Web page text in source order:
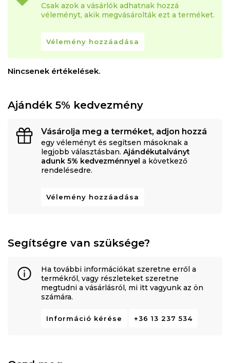
Csak azok a vásárlók adhatnak hozzá
véleményt, akik megvásárolták ezt a terméket.
Vélemény hozzáadása
Nincsenek értékelések.
Ajándék 5% kedvezmény
Vásárolja meg a terméket, adjon hozzá
egy véleményt és segítsen másoknak a
legjobb választásban. Ajándékutalványt
adunk 5% kedvezménnyel a következő
rendelésedre.
Vélemény hozzáadása
Segítségre van szüksége?
Ha további információkat szeretne erről a
termékről, vagy részleteket szeretne
megtudni a vásárlásról, mi itt vagyunk az ön
számára.
Információ kérése +36 13 237 534